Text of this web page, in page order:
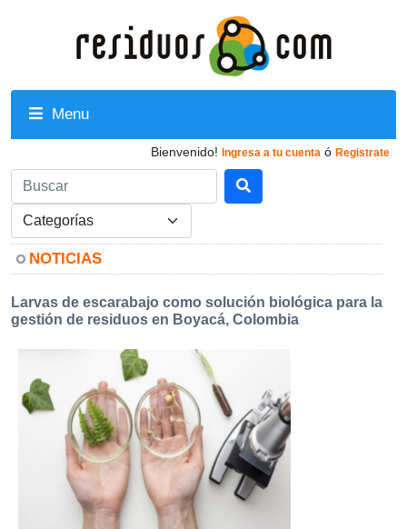
Menu
Bienvenido! Ingresa a tu cuenta ó Registrate
NOTICIAS
Larvas de escarabajo como solución biológica para la
gestión de residuos en Boyacá, Colombia